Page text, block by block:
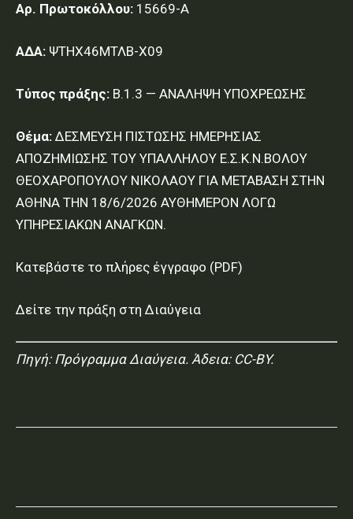
Αρ. Πρωτοκόλλου: 15669-Α
ΑΔΑ: ΨΤΗΧ46ΜΤΛΒ-Χ09
Τύπος πράξης: Β.1.3 — ΑΝΑΛΗΨΗ ΥΠΟΧΡΕΩΣΗΣ
Θέμα: ΔΕΣΜΕΥΣΗ ΠΙΣΤΩΣΗΣ ΗΜΕΡΗΣΙΑΣ
ΑΠΟΖΗΜΙΩΣΗΣ ΤΟΥ ΥΠΑΛΛΗΛΟΥ Ε.Σ.Κ.Ν.ΒΟΛΟΥ
ΘΕΟΧΑΡΟΠΟΥΛΟΥ ΝΙΚΟΛΑΟΥ ΓΙΑ ΜΕΤΑΒΑΣΗ ΣΤΗΝ
ΑΘΗΝΑ ΤΗΝ 18/6/2026 ΑΥΘΗΜΕΡΟΝ ΛΟΓΩ
ΥΠΗΡΕΣΙΑΚΩΝ ΑΝΑΓΚΩΝ.
Κατεβάστε το πλήρες έγγραφο (PDF)
Δείτε την πράξη στη Διαύγεια
Πηγή: Πρόγραμμα Διαύγεια. Άδεια: CC-BY.